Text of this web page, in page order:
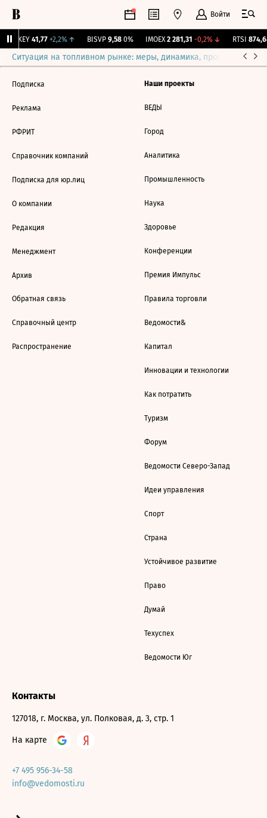
Войти
OKEY 41,77 +2,2%↑ BISVP 9,58 0% IMOEX 2 281,31 -0,2%↓ RTSI 874,64
Ситуация на топливном рынке: меры, динамика, прогнозы
Подписка
Реклама
РФРИТ
Справочник компаний
Подписка для юр.лиц
О компании
Редакция
Менеджмент
Архив
Обратная связь
Справочный центр
Распространение
Наши проекты
ВЕДЫ
Город
Аналитика
Промышленность
Наука
Здоровье
Конференции
Премия Импульс
Правила торговли
Ведомости&
Капитал
Инновации и технологии
Как потратить
Туризм
Форум
Ведомости Северо-Запад
Идеи управления
Спорт
Страна
Устойчивое развитие
Право
Думай
Техуспех
Ведомости Юг
Контакты
127018, г. Москва, ул. Полковая, д. 3, стр. 1
На карте
+7 495 956-34-58
info@vedomosti.ru